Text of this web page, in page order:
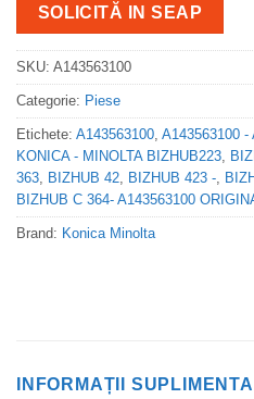
SOLICITĂ IN SEAP
SKU: A143563100
Categorie: Piese
Etichete: A143563100, A143563100
KONICA - MINOLTA BIZHUB223,
363, BIZHUB 42, BIZHUB 423 -,
BIZHUB C 364- A143563100
Brand: Konica Minolta
INFORMAȚII